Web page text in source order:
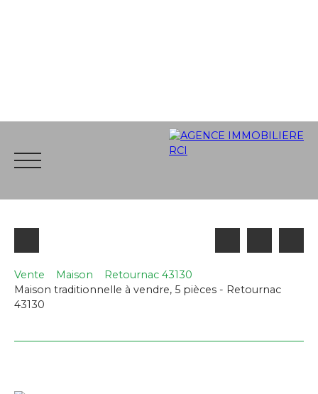
ACCUEIL VENTE LOCATION ALERTE EMAIL
Vente Maison
Retournac 43130
Maison traditionnelle à vendre, 5 pièces - Retournac
43130